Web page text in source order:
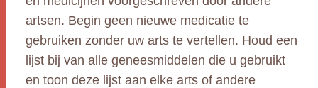
artsen. Begin geen nieuwe medicatie te
gebruiken zonder uw arts te vertellen. Houd een
lijst bij van alle geneesmiddelen die u gebruikt
en toon deze lijst aan elke arts of andere